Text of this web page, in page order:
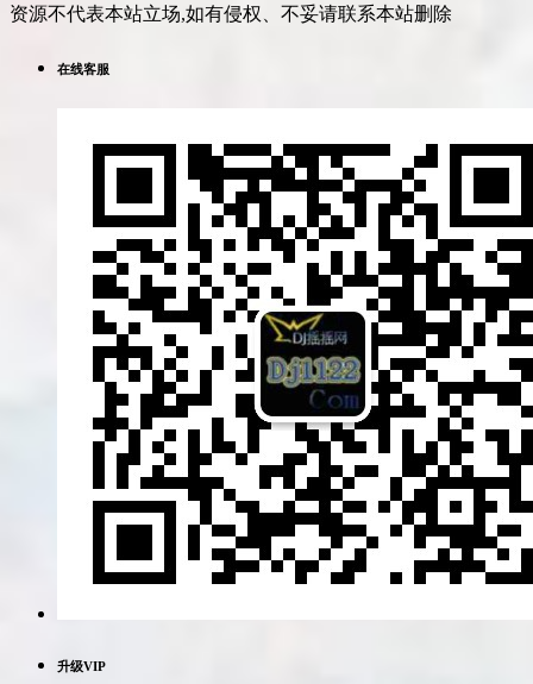
资源不代表本站立场,如有侵权、不妥请联系本站删除
在线客服
升级VIP